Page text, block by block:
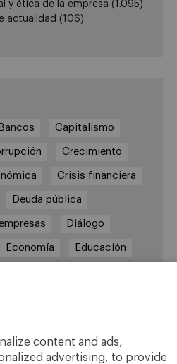
content and ads,
advertising, to provide
y ética de la empresa (1.095)
actualidad (106)
Bancos Capitalismo
Crecimiento
Crisis financiera
Deuda pública
Diálogo
Economía Educación
Recuperación